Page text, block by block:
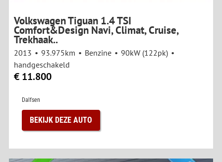
Volkswagen Tiguan 1.4 TSI
Comfort&Design Navi, Climat, Cruise,
Trekhaak..
2013 93.975km Benzine
90kW (122pk)
handgeschakeld
€ 11.800
Dalfsen
BEKIJK DEZE AUTO